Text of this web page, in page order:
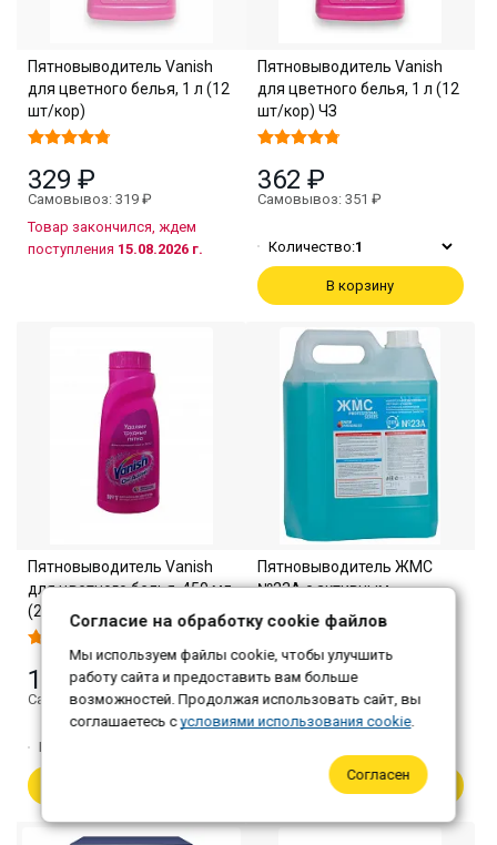
Пятновыводитель Vanish
для цветного белья, 1 л (12
шт/кор)
329 ₽
Самовывоз: 319 ₽
Товар закончился, ждем
поступления 15.08.2026 г.
Пятновыводитель Vanish
для цветного белья, 1 л (12
шт/кор) ЧЗ
362 ₽
Самовывоз: 351 ₽
Количество:1
В корзину
Пятновыводитель Vanish
для цветного белья, 450 мл
(21 шт/кор)
179 ₽
Самовывоз: 174 ₽
Количество:
Пятновыводитель ЖМС
№23А с активным
кислородом, 5 л
1 035 ₽
Самовывоз: 1 004 ₽
В корзину
Согласие на обработку cookie файлов
Мы используем файлы cookie, чтобы улучшить
работу сайта и предоставить вам больше
возможностей. Продолжая использовать сайт, вы
соглашаетесь сусловиями использования cookie.
Согласен